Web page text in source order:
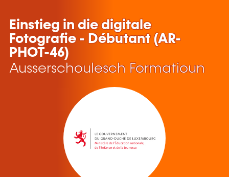
Einstieg in die digitale
Fotografie - Débutant (AR-
PHOT-46)
Ausserschoulesch Formatioun